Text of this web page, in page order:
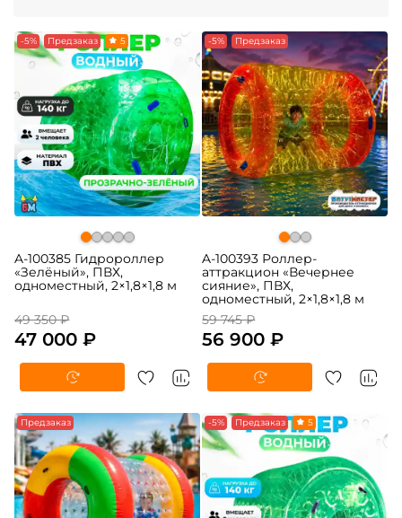
-5% Предзаказ 5
A-100385 Гидророллер
«Зелёный», ПВХ,
одноместный, 2×1,8×1,8 м
49 350 ₽
47 000 ₽
-5% Предзаказ
A-100393 Роллер-
аттракцион «Вечернее
сияние», ПВХ,
одноместный, 2×1,8×1,8 м
59 745 ₽
56 900 ₽
Предзаказ -5% Предзаказ 5